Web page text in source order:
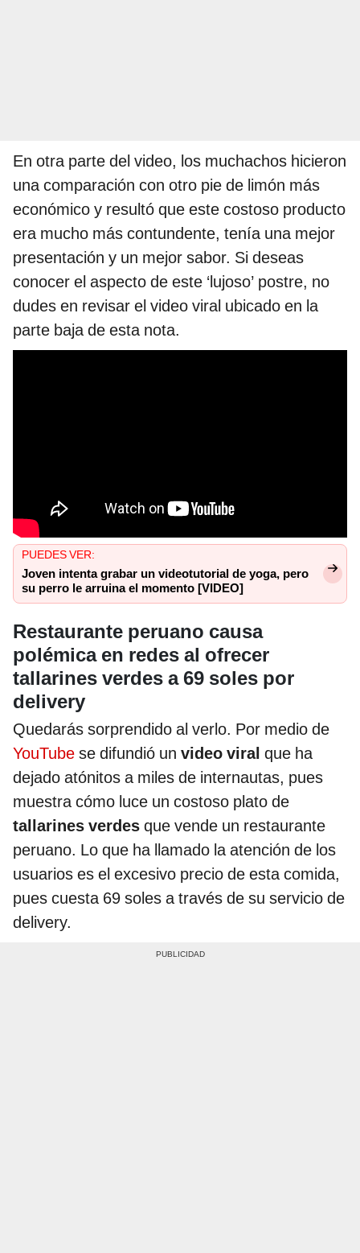
En otra parte del video, los muchachos hicieron
una comparación con otro pie de limón más
económico y resultó que este costoso producto
era mucho más contundente, tenía una mejor
presentación y un mejor sabor. Si deseas
conocer el aspecto de este ‘lujoso’ postre, no
dudes en revisar el video viral ubicado en la
parte baja de esta nota.
PUEDES VER:
Joven intenta grabar un videotutorial de yoga, pero
su perro le arruina el momento [VIDEO]
Restaurante peruano causa
polémica en redes al ofrecer
tallarines verdes a 69 soles por
delivery
Quedarás sorprendido al verlo. Por medio de
YouTube se difundió un video viral que ha
dejado atónitos a miles de internautas, pues
muestra cómo luce un costoso plato de
tallarines verdes que vende un restaurante
peruano. Lo que ha llamado la atención de los
usuarios es el excesivo precio de esta comida,
pues cuesta 69 soles a través de su servicio de
delivery.